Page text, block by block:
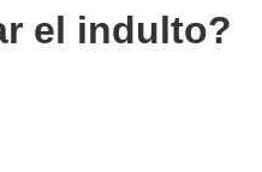
el indulto?